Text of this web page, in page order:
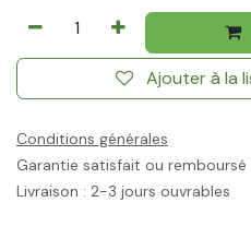
Ajouter à la
Conditions générales
Garantie satisfait ou
Livraison : 2-3 jours ouvrables